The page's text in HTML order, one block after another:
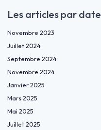
Les articles par date
Novembre 2023
Juillet 2024
Septembre 2024
Novembre 2024
Janvier 2025
Mars 2025
Mai 2025
Juillet 2025